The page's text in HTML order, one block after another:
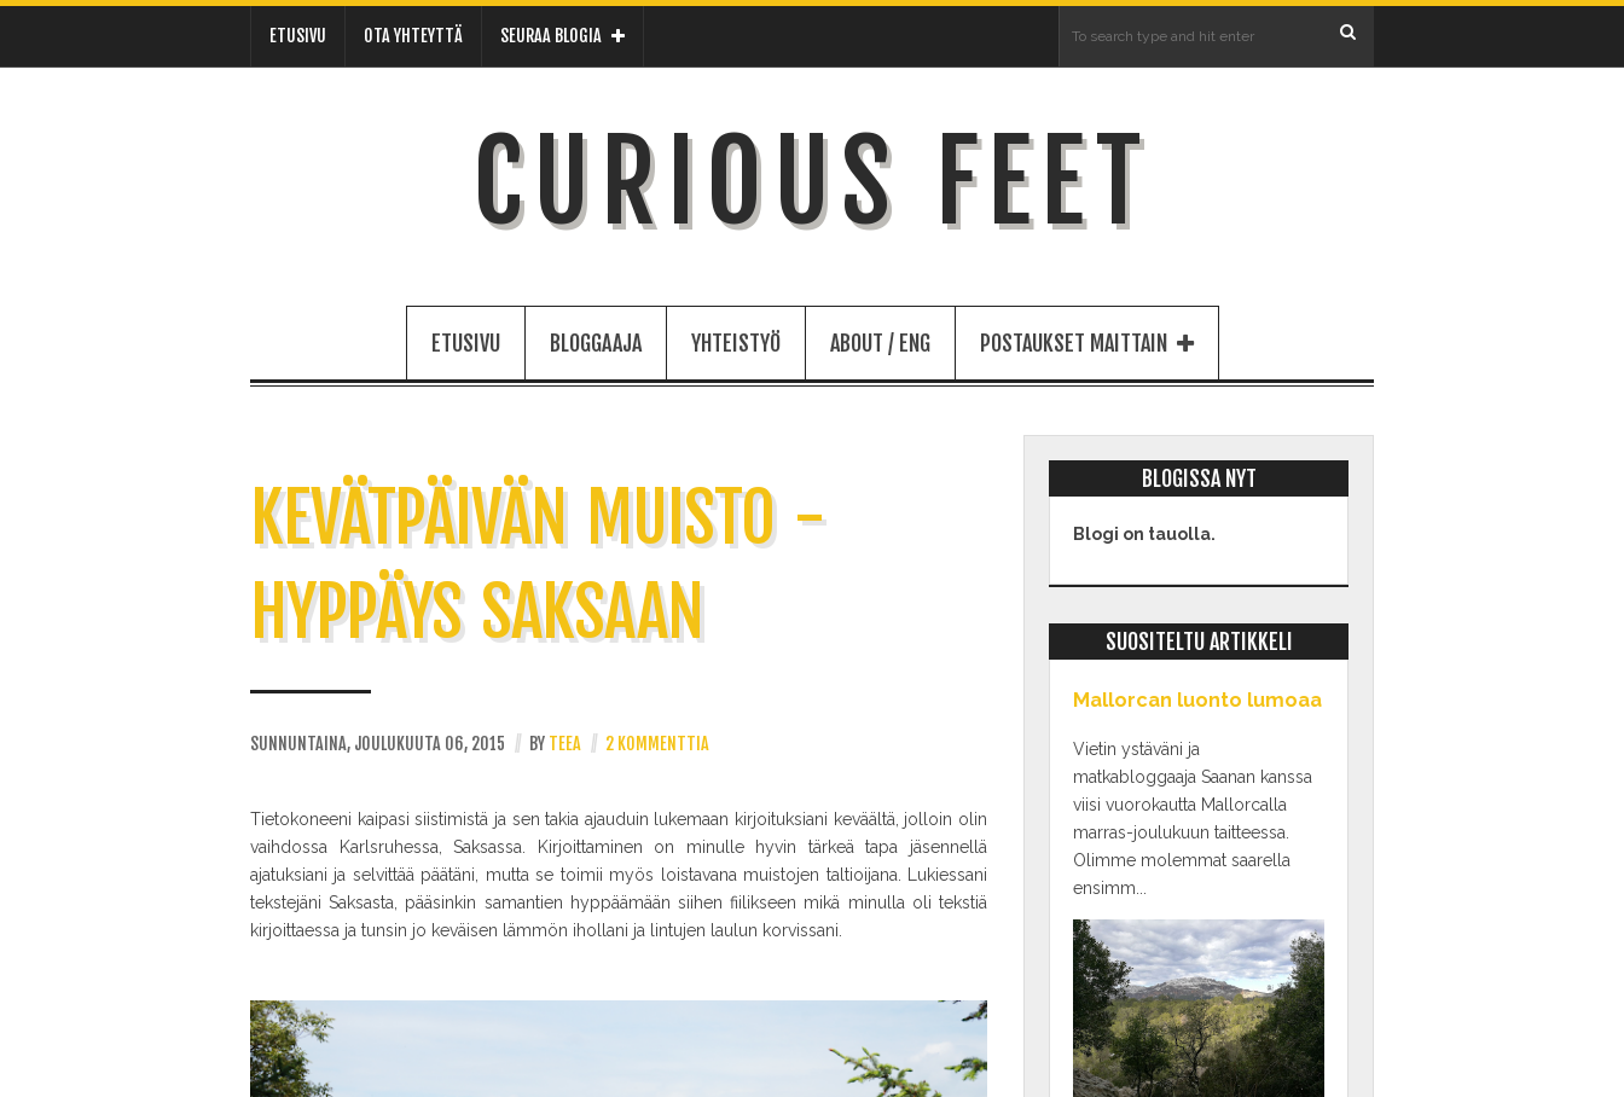
ETUSIVU OTA YHTEYTTÄ SEURAA BLOGIA
CURIOUS FEET
ETUSIVU BLOGGAAJA YHTEISTYÖ ABOUT / ENG POSTAUKSET MAITTAIN
KEVÄTPÄIVÄN MUISTO -
HYPPÄYS SAKSAAN
SUNNUNTAINA, JOULUKUUTA 06, 2015 // BY TEEA // 2 KOMMENTTIA
Tietokoneeni kaipasi siistimistä ja sen takia ajauduin lukemaan kirjoituksiani keväältä, jolloin olin
vaihdossa Karlsruhessa, Saksassa. Kirjoittaminen on minulle hyvin tärkeä tapa jäsennellä
ajatuksiani ja selvittää päätäni, mutta se toimii myös loistavana muistojen taltioijana. Lukiessani
tekstejäni Saksasta, pääsinkin samantien hyppäämään siihen fiilikseen mikä minulla oli tekstiä
kirjoittaessa ja tunsin jo keväisen lämmön ihollani ja lintujen laulun korvissani.
BLOGISSA NYT
Blogi on tauolla.
SUOSITELTU ARTIKKELI
Mallorcan luonto lumoaa
Vietin ystäväni ja
matkabloggaaja Saanan kanssa
viisi vuorokautta Mallorcalla
marras-joulukuun taitteessa.
Olimme molemmat saarella
ensimm...